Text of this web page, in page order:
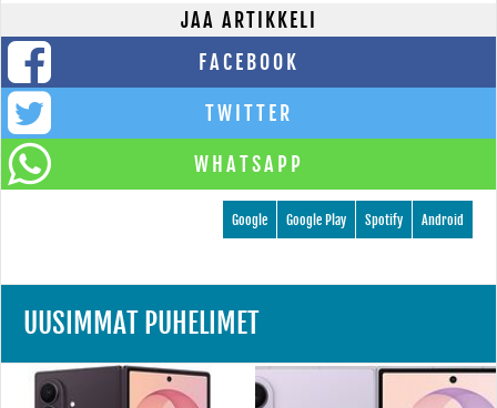
JAA ARTIKKELI
FACEBOOK
TWITTER
WHATSAPP
Android
Spotify
Google Play
Google
UUSIMMAT PUHELIMET